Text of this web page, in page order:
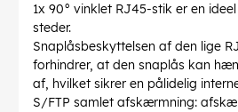
1x 90° vinklet RJ45-stik er en
steder.
Snaplåsbeskyttelsen af den lige
forhindrer, at den snaplås kan
af, hvilket sikrer en pålidelig
S/FTP samlet afskærmning: